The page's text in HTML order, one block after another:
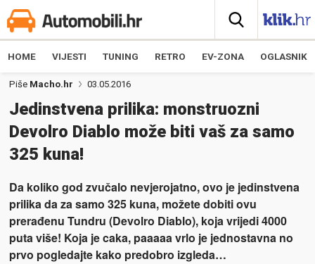
HOME VIJESTI TUNING RETRO EV-ZONA OGLASNIK
Piše Macho.hr 03.05.2016
Jedinstvena prilika: monstruozni
Devolro Diablo može biti vaš za samo
325 kuna!
Da koliko god zvučalo nevjerojatno, ovo je jedinstvena
prilika da za samo 325 kuna, možete dobiti ovu
prerađenu Tundru (Devolro Diablo), koja vrijedi 4000
puta više! Koja je caka, paaaaa vrlo je jednostavna no
prvo pogledajte kako predobro izgleda…